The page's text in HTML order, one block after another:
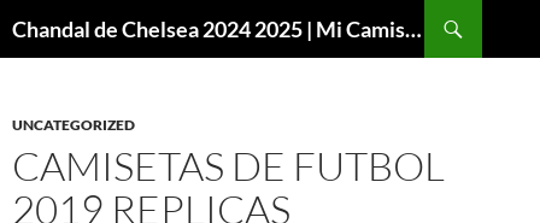
Chandal de Chelsea 2024 2025 | Mi Camiseta Futbol
UNCATEGORIZED
CAMISETAS DE FUTBOL
2019 REPLICAS